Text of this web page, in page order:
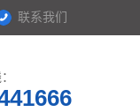
联系我们